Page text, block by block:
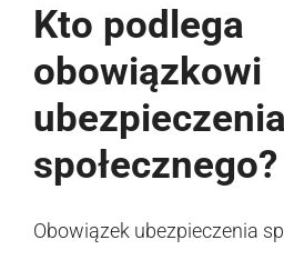
Kto podlega
obowiązkowi
ubezpieczenia
społecznego?
Obowiązek ubezpieczenia